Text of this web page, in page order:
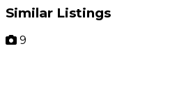
Similar Listings
9